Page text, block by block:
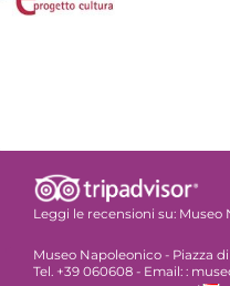
Leggi le recensioni su: Museo
Museo Napoleonico - Piazza
Tel. +39 060608 - Email: :